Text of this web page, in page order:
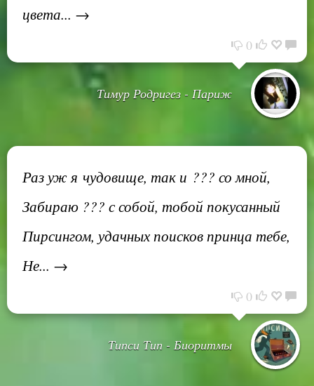
цвета... →
0
Тимур Родригез - Париж
Раз уж я чудовище, так и ??? со мной,
Забираю ??? с собой, тобой покусанный
Пирсингом, удачных поисков принца тебе,
Не... →
0
Типси Тип - Биоритмы